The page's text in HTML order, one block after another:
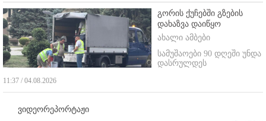
გორის ქუჩებში გზების
დახაზვა დაიწყო
ახალი ამბები
სამუშაოები 90 დღეში უნდა
დასრულდეს
11:37 / 04.08.2026
ვიდეორეპორტაჟი